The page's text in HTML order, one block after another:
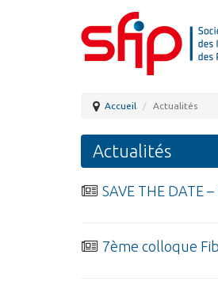
Accueil Actualités
Actualités
SAVE THE DATE
7ème colloque